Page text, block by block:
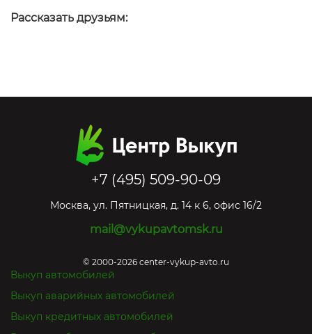
Рассказать друзьям:
+7 (495) 509-90-09
Москва, ул. Пятницкая, д. 14 к 6, офис 16/2
mail@vykupavtomsk.ru
© 2000-2026 center-vykup-avto.ru
Выкуп автомобилей
Выкуп аварийных автомобилей
Выкуп кредитных автомобилей